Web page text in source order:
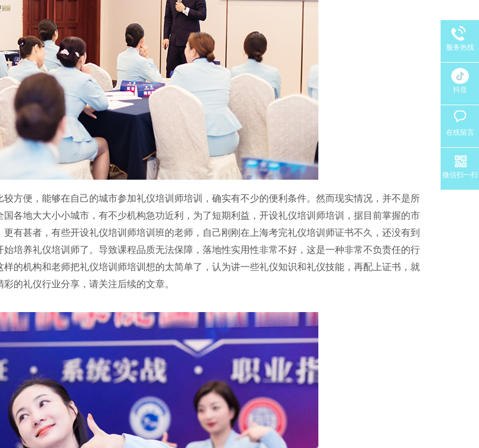
方便，能够在自己的城市参加礼仪培训师培训，确实有不少的便利条件。然而现实情况，并不是所
各地大大小小城市，有不少机构急功近利，为了短期利益，开设礼仪培训师培训，据目前掌握的市
有甚者，有些开设礼仪培训师培训班的老师，自己刚刚在上海考完礼仪培训师证书不久，还没有到
培养礼仪培训师了。导致课程品质无法保障，落地性实用性非常不好，这是一种非常不负责任的行
的机构和老师把礼仪培训师培训想的太简单了，认为讲一些礼仪知识和礼仪技能，再配上证书，就
的礼仪行业分享，请关注后续的文章。
服务热线
抖音
在线留言
微信扫一扫